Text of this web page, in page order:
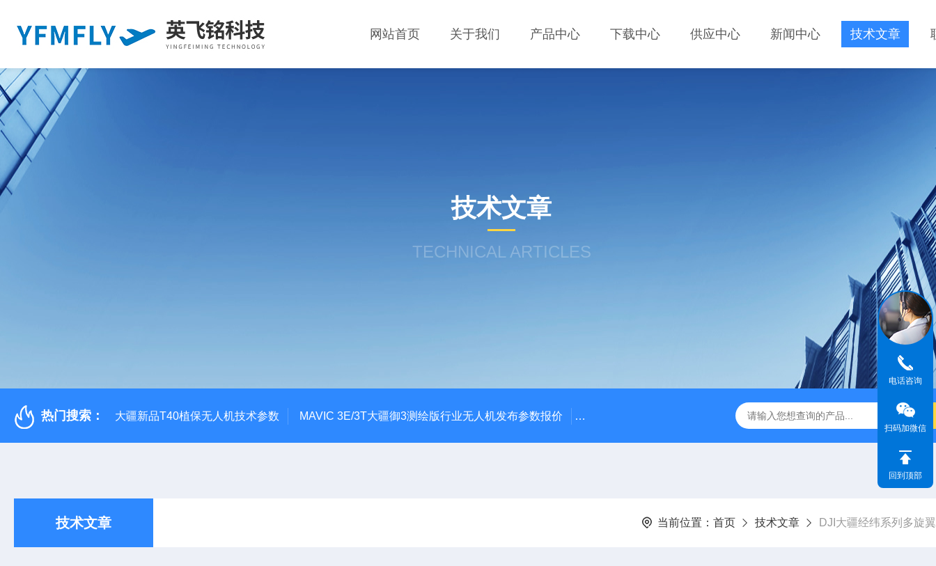
网站首页 关于我们 产品中心 下载中心 供应中心 新闻中心 技术文章
技术文章
TECHNICAL ARTICLES
热门搜索： 大疆新品T40植保无人机技术参数 MAVIC 3E/3T大疆御3测绘版行业无人机发布参数报价 大疆升级版M350RTK行业无人机规格参数 Mavic 3T大疆热红外相
技术文章 当前位置： 首页 技术文章 DJI大疆经纬系列多旋
电话咨询
扫码加微信
回到顶部